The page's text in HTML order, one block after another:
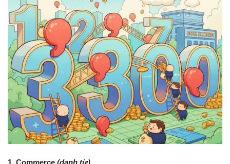
1. Commerce (danh từ)